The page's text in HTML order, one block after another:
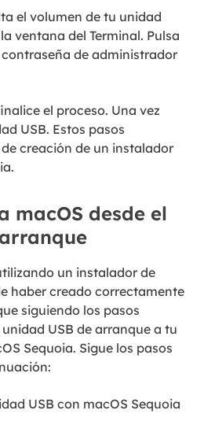
el volumen de tu unidad
ventana del Terminal. Pulsa
de administrador
el proceso. Una vez
USB. Estos pasos
creación de un instalador
macOS desde el
un instalador de
haber creado correctamente
siguiendo los pasos
USB de arranque a tu
Sequoia. Sigue los pasos
USB con macOS Sequoia